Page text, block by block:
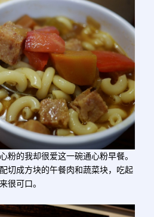
粉的我却很爱这一碗通心粉早餐。
切成方块的午餐肉和蔬菜块，吃起
来很可口。